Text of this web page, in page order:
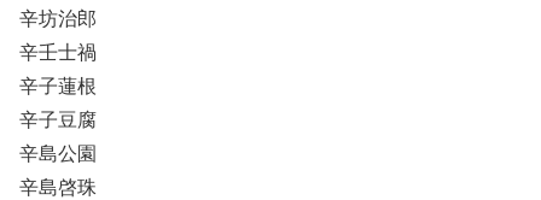
辛坊治郎
辛壬士禍
辛子蓮根
辛子豆腐
辛島公園
辛島啓珠